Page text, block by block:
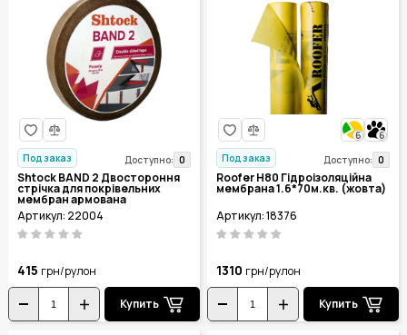
Под заказ Доступно: 0
Shtock BAND 2 Двостороння
стрічка для покрівельних
мембран армована
20мм**25м.
Артикул: 22004
415 грн/рулон
Купить
6
6
Под заказ
Доступно: 0
Roofer H80 Гідроізоляційна
мембрана 1.6*70м.кв. (жовта)
Артикул: 18376
1310 грн/рулон
Купить